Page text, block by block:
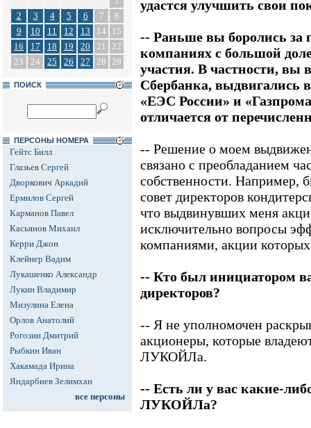
2
3 4 5 6 7
8
9
10 11 12 13 14
15
16
17 18 19 20 21
22
23
24 25 26 27 28 29
ПОИСК
ПЕРСОНЫ НОМЕРА
Гейтс Билл
Глазьев Сергей
Дворкович Аркадий
Ермилов Сергей
Карманов Павел
Касьянов Михаил
Керри Джон
Клейнер Вадим
Лукашенко Александр
Лукин Владимир
Мизулина Елена
Орлов Анатолий
Рогозин Дмитрий
Рыбкин Иван
Хакамада Ирина
Яндарбиев Зелимхан
все персоны
удастся улучшить свои
-- Раньше вы боролись за
компаниях с большой
участия. В частности, вы
Сбербанка, выдвигались
«ЕЭС России» и
отличается от
-- Решение о моем
связано с преобладанием
собственности. Например,
совет директоров
что выдвинувших меня
исключительно вопросы
компаниями, акции
-- Кто был инициатором
директоров?
-- Я не уполномочен
акционеры, которые
ЛУКОЙЛа.
-- Есть ли у вас какие-
ЛУКОЙЛа?